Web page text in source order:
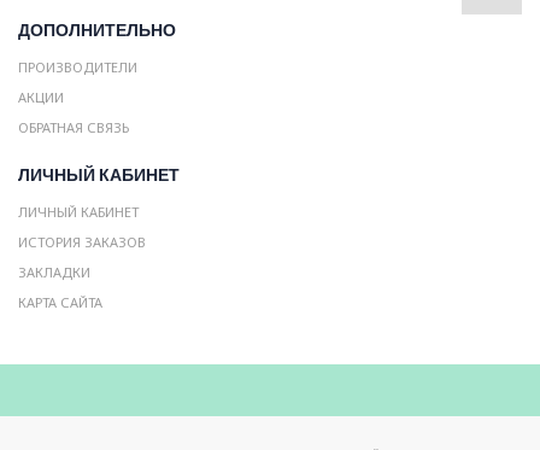
ДОПОЛНИТЕЛЬНО
ПРОИЗВОДИТЕЛИ
АКЦИИ
ОБРАТНАЯ СВЯЗЬ
ЛИЧНЫЙ КАБИНЕТ
ЛИЧНЫЙ КАБИНЕТ
ИСТОРИЯ ЗАКАЗОВ
ЗАКЛАДКИ
КАРТА САЙТА